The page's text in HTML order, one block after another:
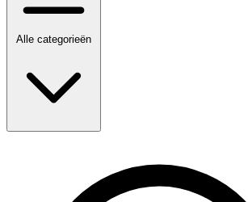
Alle categorieën